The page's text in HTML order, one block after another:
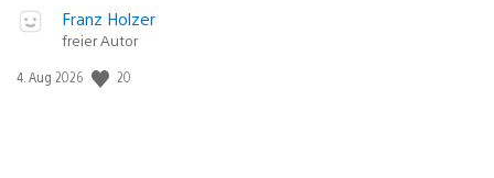
Franz Holzer
freier Autor
Veröffentlichungsdatum:
4. Aug 2026 20